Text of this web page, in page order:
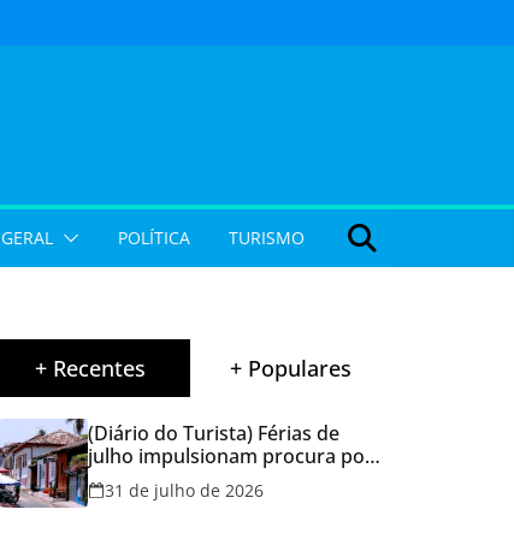
GERAL POLÍTICA TURISMO
+ Recentes + Populares
(Diário do Turista) Férias de
julho impulsionam procura por
hospedagem em Goiás e
reforçam cuidados na hora de
31 de julho de 2026